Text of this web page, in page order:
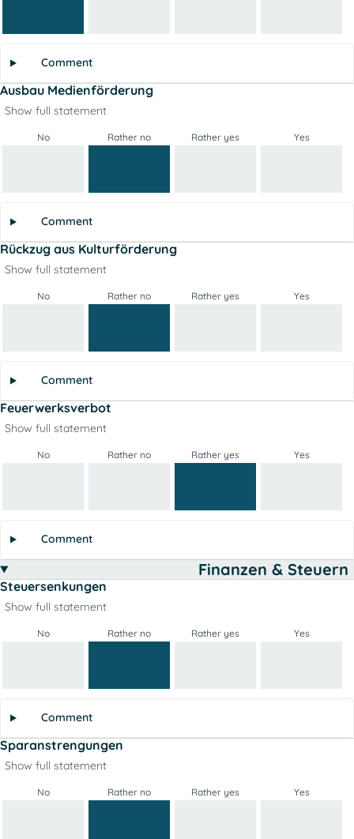
Comment
Ausbau Medienförderung
Show full statement
No Rather no Rather yes Yes
Comment
Rückzug aus Kulturförderung
Show full statement
No Rather no Rather yes Yes
Comment
Feuerwerksverbot
Show full statement
No Rather no Rather yes Yes
Comment
Finanzen & Steuern
Steuersenkungen
Show full statement
No Rather no Rather yes Yes
Comment
Sparanstrengungen
Show full statement
No Rather no Rather yes Yes